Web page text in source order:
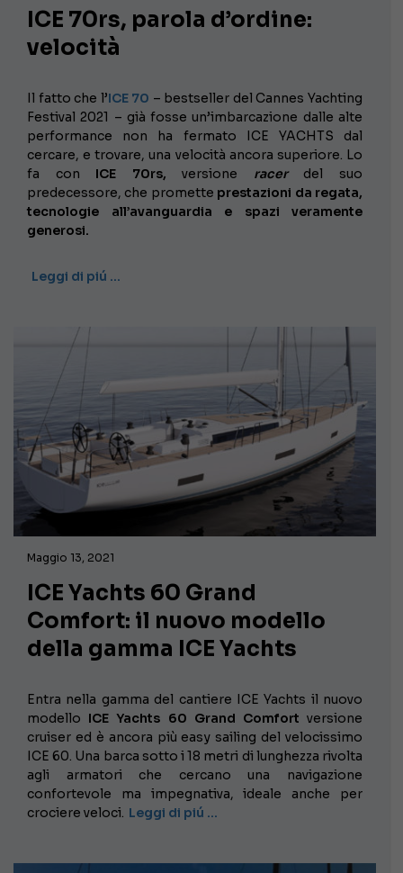
ICE 70rs, parola d’ordine:
velocità
Il fatto che l’ICE 70 – bestseller del Cannes Yachting
Festival 2021 – già fosse un’imbarcazione dalle alte
performance non ha fermato ICE YACHTS dal
cercare, e trovare, una velocità ancora superiore. Lo
fa con ICE 70rs, versione racerdel suo
predecessore, che promette prestazioni da regata,
tecnologie all’avanguardia e spazi veramente
generosi.
Leggi di piú …
Maggio 13, 2021
ICE Yachts 60 Grand
Comfort: il nuovo modello
della gamma ICE Yachts
Entra nella gamma del cantiere ICE Yachts il nuovo
modello ICE Yachts 60 Grand Comfort versione
cruiser ed è ancora più easy sailing del velocissimo
ICE 60. Una barca sotto i 18 metri di lunghezza rivolta
agli armatori che cercano una navigazione
confortevole ma impegnativa, ideale anche per
crociere veloci. Leggi di piú …